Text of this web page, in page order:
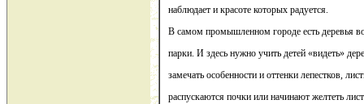
наблюдает и красоте которых радуется.
В самом промышленном городе есть деревья
парки. И здесь нужно учить детей «видеть»
замечать особенности и оттенки лепестков,
распускаются почки или начинают желтеть